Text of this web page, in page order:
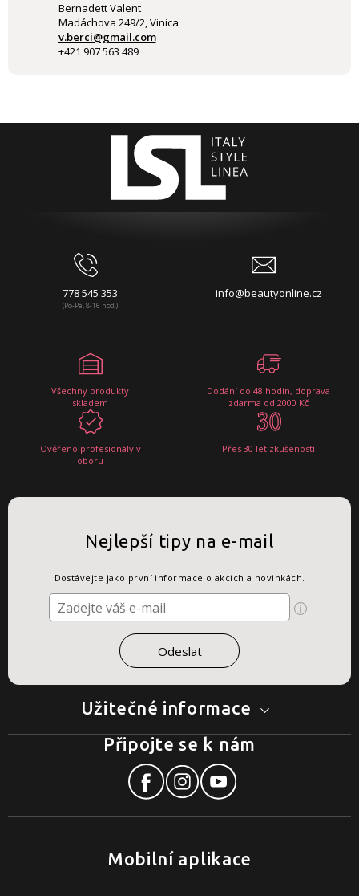
Bernadett Valent
Madáchova 249/2, Vinica
v.berci@gmail.com
+421 907 563 489
778 545 353
(Po-Pá, 8-16 hod.)
info@beautyonline.cz
Všechny produkty
skladem
Dodání do 48 hodin, doprava
zdarma od 2000 Kč
Ověřeno profesionály v
oboru
Přes 30 let zkušeností
Užitečné informace
Nejlepší tipy na e-mail
Dostávejte jako první informace o akcích a novinkách.
Mobilní aplikace
Připojte se k nám